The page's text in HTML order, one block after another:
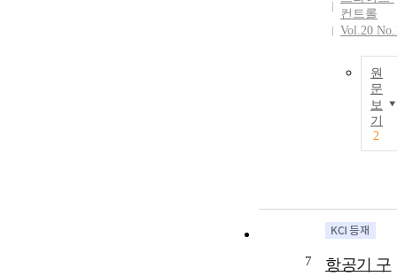
컨트롤
Vol.20
원
문
보
기
2
7
항공기 구